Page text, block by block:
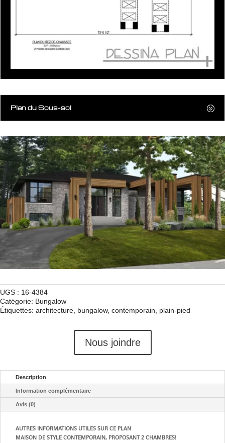
Plan du Sous-sol
UGS : 16-4384
Catégorie: Bungalow
Étiquettes: architecture bungalow, contemporain plain-pied
Nous joindre
Description
Information complémentaire
Avis (0)
AUTRES INFORMATIONS UTILES SUR CE PLAN
MAISON DE STYLE CONTEMPORAIN, PROPOSANT 2 CHAMBRES!